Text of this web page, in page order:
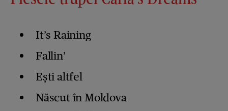
It’s Raining
Fallin’
Ești altfel
Născut în Moldova